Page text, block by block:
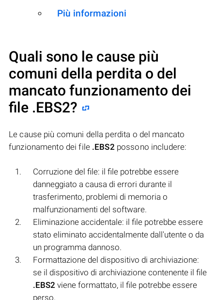
Più informazioni
Quali sono le cause più
comuni della perdita o del
mancato funzionamento dei
file .EBS2?
Le cause più comuni della perdita o del mancato
funzionamento dei file .EBS2 possono includere:
Corruzione del file: il file potrebbe essere
danneggiato a causa di errori durante il
trasferimento, problemi di memoria o
malfunzionamenti del software.
Eliminazione accidentale: il file potrebbe essere
stato eliminato accidentalmente dall'utente o da
un programma dannoso.
Formattazione del dispositivo di archiviazione:
se il dispositivo di archiviazione contenente il file
.EBS2 viene formattato, il file potrebbe essere
perso.